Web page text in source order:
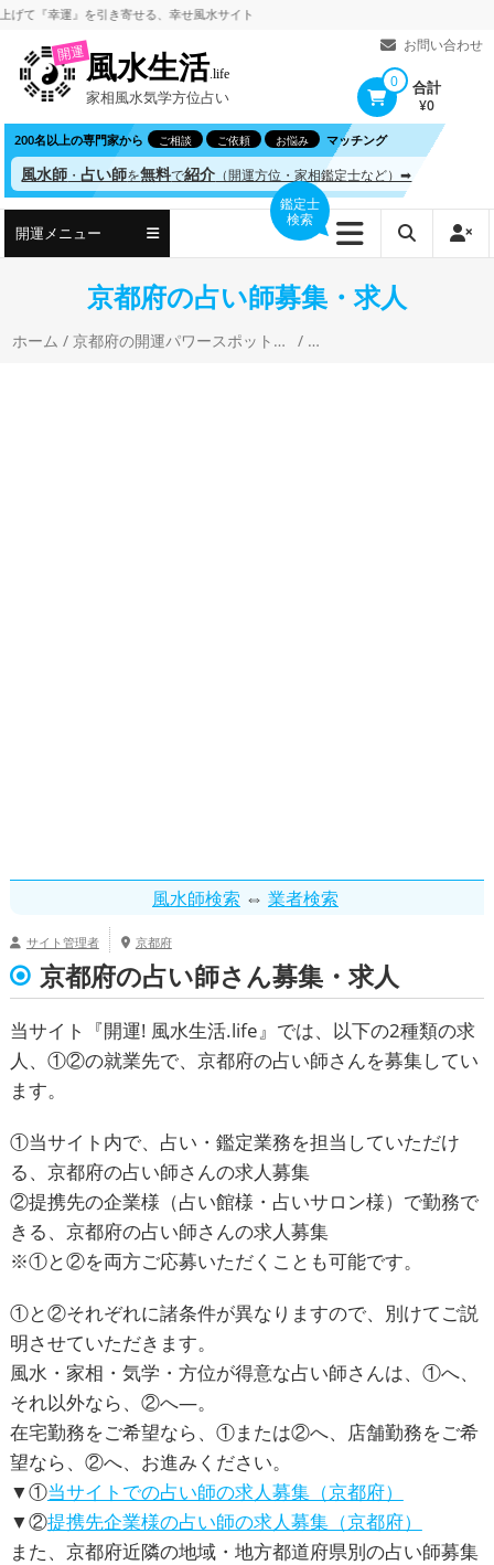
コ
ツ
へ
ス
ッ
『幸運』を引き寄せる、幸せ風水サイト
お問い合わせ
開運風水生活.life
家相風水気学方位占い
0 合計
¥0
200名以上の専門家から ご相談 ご依頼 お悩み マッチング
風水師 ・占い師を無料で紹介 （開運方位・家相鑑定士など）➡
開運メニュー
鑑定士
検索
京都府の占い師募集・求人
ホーム / 京都府の開運パワースポットと風水・開運占い /
風水師検索 ⇔ 業者検索
サイト管理者 京都府
京都府の占い師さん募集・求人
当サイト『開運! 風水生活.life』では、以下の2種類の求
人、①②の就業先で、京都府の占い師さんを募集してい
ます。
①当サイト内で、占い・鑑定業務を担当していただけ
る、京都府の占い師さんの求人募集
②提携先の企業様（占い館様・占いサロン様）で勤務で
きる、京都府の占い師さんの求人募集
※①と②を両方ご応募いただくことも可能です。
①と②それぞれに諸条件が異なりますので、別けてご説
明させていただきます。
風水・家相・気学・方位が得意な占い師さんは、①へ、
それ以外なら、②へ―。
在宅勤務をご希望なら、①または②へ、店舗勤務をご希
望なら、②へ、お進みください。
▼①当サイトでの占い師の求人募集（京都府）
▼②提携先企業様の占い師の求人募集（京都府）
また、京都府近隣の地域・地方都道府県別の占い師募集